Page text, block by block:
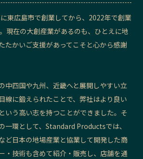
東広島市で創業してから、2022年で創業
現在の大創産業があるのも、ひとえに地
たかいご支援があってこそと心から感謝
中四国や九州、近畿へと展開しやすい立
に鍛えられたことで、 弊社はより良い
いう高い志を持つことができました。 そ
一環として、Standard Productsでは、
ど日本の地場産業と協業して開発した商
・技術も含めて紹介・販売し、店舗を通